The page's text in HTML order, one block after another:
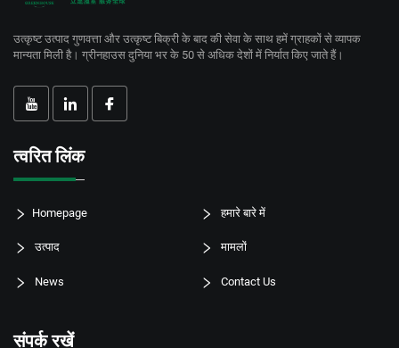
उत्कृष्ट उत्पाद गुणवत्ता और उत्कृष्ट बिक्री के बाद की सेवा के साथ हमें ग्राहकों से व्यापक
मान्यता मिली है। ग्रीनहाउस दुनिया भर के 50 से अधिक देशों में निर्यात किए जाते हैं।
त्वरित लिंक
Homepage हमारे बारे में
उत्पाद मामलों
News Contact Us
संपर्क रखें